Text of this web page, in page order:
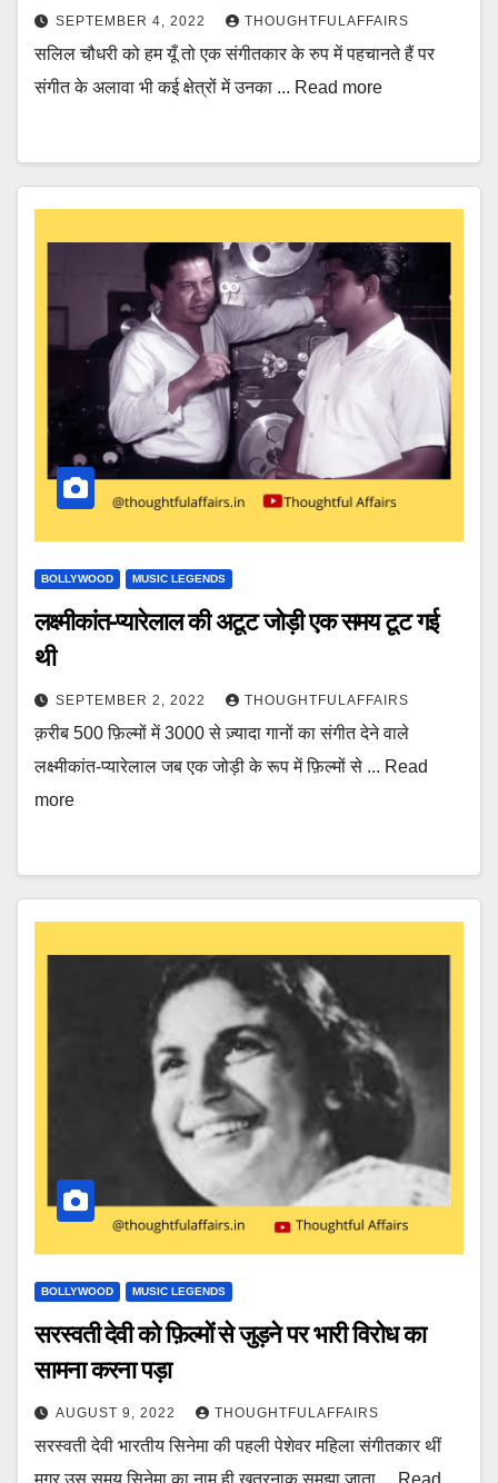
SEPTEMBER 4, 2022 THOUGHTFULAFFAIRS
सलिल चौधरी को हम यूँ तो एक संगीतकार के रुप में पहचानते हैं पर
संगीत के अलावा भी कई क्षेत्रों में उनका ... Read more
BOLLYWOOD MUSIC LEGENDS
लक्ष्मीकांत-प्यारेलाल की अटूट जोड़ी एक समय टूट गई
थी
SEPTEMBER 2, 2022 THOUGHTFULAFFAIRS
क़रीब 500 फ़िल्मों में 3000 से ज़्यादा गानों का संगीत देने वाले
लक्ष्मीकांत-प्यारेलाल जब एक जोड़ी के रूप में फ़िल्मों से ... Read
more
BOLLYWOOD MUSIC LEGENDS
सरस्वती देवी को फ़िल्मों से जुड़ने पर भारी विरोध का
सामना करना पड़ा
AUGUST 9, 2022 THOUGHTFULAFFAIRS
सरस्वती देवी भारतीय सिनेमा की पहली पेशेवर महिला संगीतकार थीं
मगर उस समय सिनेमा का नाम ही ख़तरनाक़ समझा जाता ... Read